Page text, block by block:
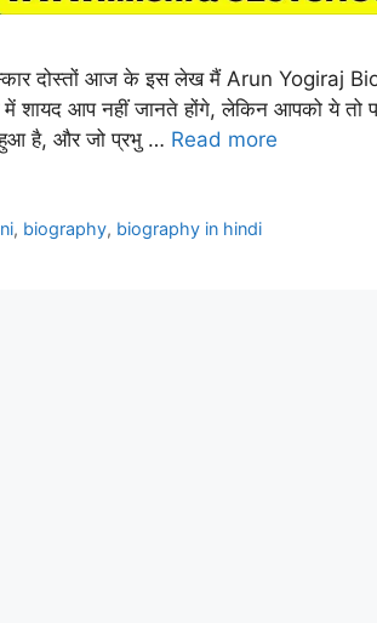
दोस्तों आज के इस लेख मैं Arun Yogiraj
आप नहीं जानते होंगे, लेकिन आपको ये तो पता
हुआ है, और जो प्रभु … Read more
, biography, biography in hindi